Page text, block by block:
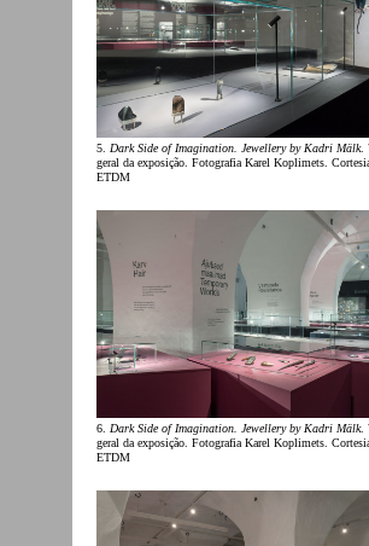
5. Dark Side of Imagination. Jewellery by Kadri Mälk.
geral da exposição. Fotografia Karel Koplimets.
ETDM
6. Dark Side of Imagination. Jewellery by Kadri Mälk.
geral da exposição. Fotografia Karel Koplimets.
ETDM